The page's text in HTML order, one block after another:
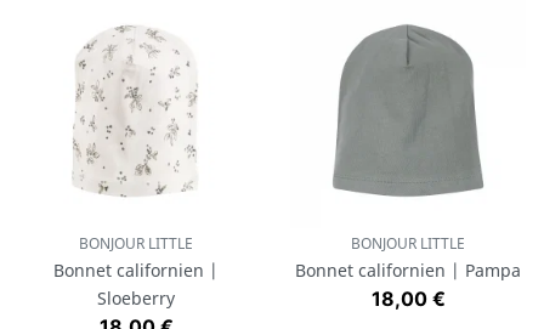
BONJOUR LITTLE
Bonnet californien |
Sloeberry
BONJOUR LITTLE
Bonnet californien | Pampa
Prix
18,00 €